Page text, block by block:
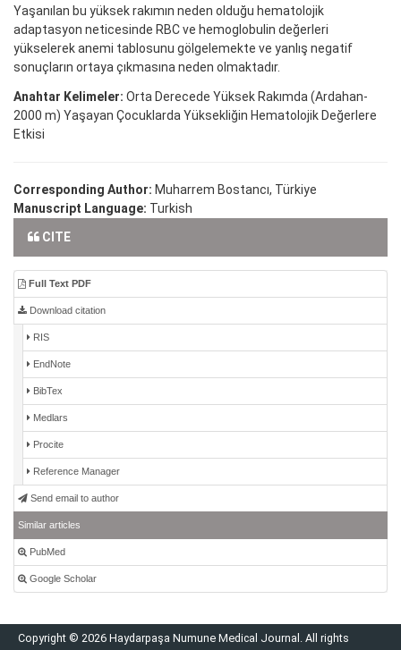
Yaşanılan bu yüksek rakımın neden olduğu hematolojik
adaptasyon neticesinde RBC ve hemoglobulin değerleri
yükselerek anemi tablosunu gölgelemekte ve yanlış negatif
sonuçların ortaya çıkmasına neden olmaktadır.
Anahtar Kelimeler: Orta Derecede Yüksek Rakımda (Ardahan-
2000 m) Yaşayan Çocuklarda Yüksekliğin Hematolojik Değerlere
Etkisi
Corresponding Author: Muharrem Bostancı, Türkiye
Manuscript Language: Turkish
CITE
Full Text PDF
Download citation
RIS
EndNote
BibTex
Medlars
Procite
Reference Manager
Send email to author
Similar articles
PubMed
Google Scholar
Copyright © 2026 Haydarpaşa Numune Medical Journal. All rights